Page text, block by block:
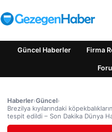
Güncel Haberler Firma
Haberler›Güncel›
Brezilya kıyılarındaki
tespit edildi – Son Dakika Dünya